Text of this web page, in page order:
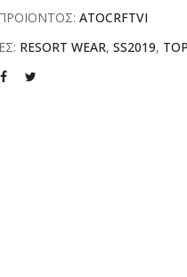
ATOCRFTVI
RESORT WEAR, SS2019,